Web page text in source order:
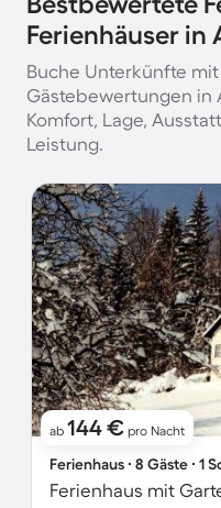
Ferienhäuser in
Buche Unterkünfte
Gästebewertungen in
Komfort, Lage,
Leistung.
ab 144 € pro Nacht
Ferienhaus ∙ 8 Gäste ∙ 1
Ferienhaus mit